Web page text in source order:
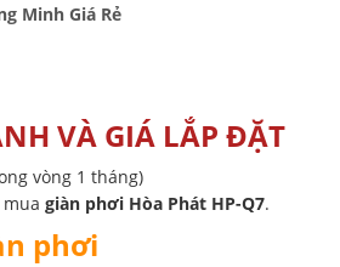
Minh Giá Rẻ
VÀ GIÁ LẮP ĐẶT
vòng 1 tháng)
giàn phơi Hòa Phát HP-Q7.
phơi